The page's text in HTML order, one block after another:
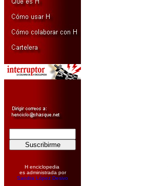
H enciclopedia
es administrada por
Sandra López Desivo